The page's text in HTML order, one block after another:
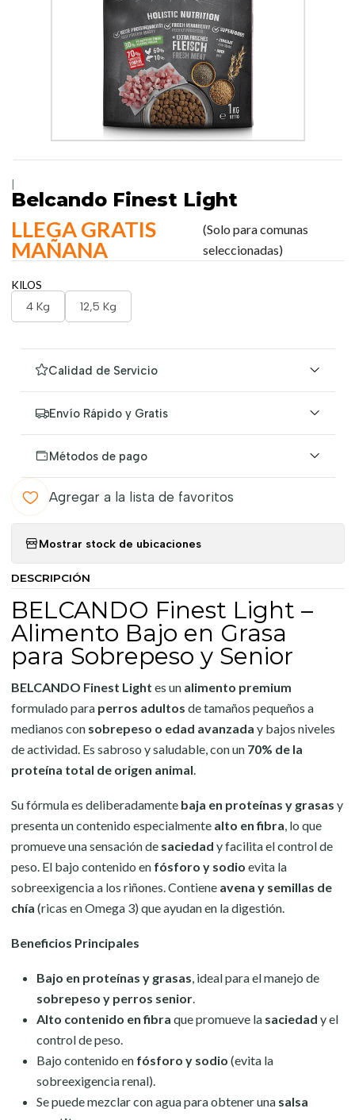
Belcando Finest Light
LLEGA GRATIS
MAÑANA
(Solo para comunas
seleccionadas)
KILOS
4 Kg 12,5 Kg
Calidad de Servicio
Envío Rápido y Gratis
Métodos de pago
Agregar a la lista de favoritos
Mostrar stock de ubicaciones
DESCRIPCIÓN
BELCANDO Finest Light –
Alimento Bajo en Grasa
para Sobrepeso y Senior
BELCANDO Finest Light es un alimento premium
formulado para perros adultos de tamaños pequeños a
medianos con sobrepeso o edad avanzada y bajos niveles
de actividad. Es sabroso y saludable, con un 70% de la
proteína total de origen animal.
Su fórmula es deliberadamente baja en proteínas y grasas y
presenta un contenido especialmente alto en fibra, lo que
promueve una sensación de saciedad y facilita el control de
peso. El bajo contenido en fósforo y sodio evita la
sobreexigencia a los riñones. Contiene avena y semillas de
chía (ricas en Omega 3) que ayudan en la digestión.
Beneficios Principales
Bajo en proteínas y grasas, ideal para el manejo de
sobrepeso y perros senior.
Alto contenido en fibra que promueve la saciedad y el
control de peso.
Bajo contenido en fósforo y sodio (evita la
sobreexigencia renal).
Se puede mezclar con agua para obtener una salsa